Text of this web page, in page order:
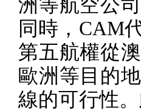
洲等航空公
同時， CAM
第五航權從
歐洲等目的
線的可行性。